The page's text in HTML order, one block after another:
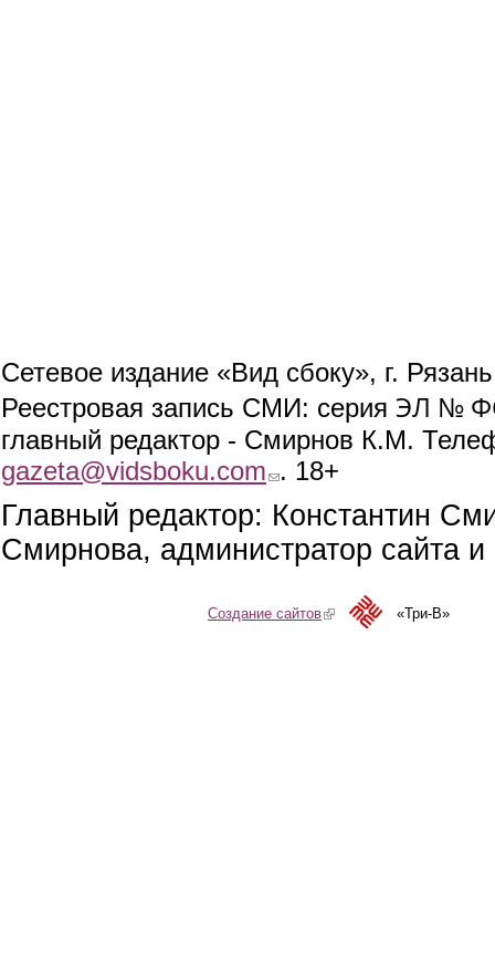
Сетевое издание «Вид сбоку», г.
Реестровая запись СМИ: серия ЭЛ №
главный редактор - Смирнов К.М.
gazeta@vidsboku.com (link sends e-mail)
. 18+
Главный редактор: Константин
Смирнова, администратор сайта
Создание сайтов(link is external)«Три-В»